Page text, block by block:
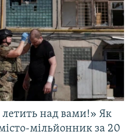
летить над вами!» Як
мільйонник за 20